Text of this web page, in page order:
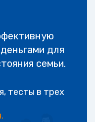
для
семьи.
тесты в трех